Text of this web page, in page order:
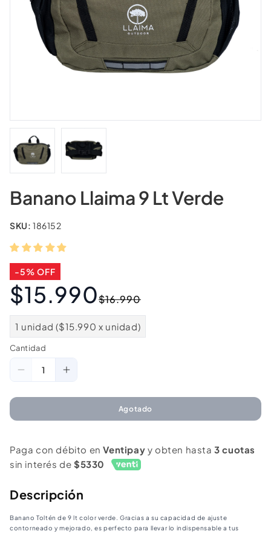
Banano Llaima 9 Lt Verde
SKU: 186152
-5% OFF
$16.990
$15.990
1 unidad ($15.990 x unidad)
Cantidad
Cantidad
Reducir
cantidad
9
Verde
Aumentar
cantidad
Llaima
9
Verde
Agotado
Paga con débito enVentipay y obten hasta3 cuotas
sin interés de $5330
Descripción
Banano Toltén de 9 lt color verde. Gracias a su capacidad de ajuste
contorneado y mejorado, es perfecto para llevar lo indispensable a tus